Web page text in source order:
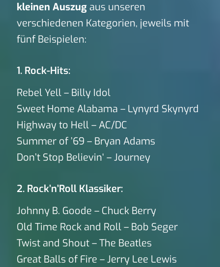
kleinen Auszugaus unseren
verschiedenen Kategorien, jeweils mit
fünf Beispielen:
1. Rock-Hits:
Rebel Yell – Billy Idol
Sweet Home Alabama – Lynyrd Skynyrd
Highway to Hell – AC/DC
Summer of ’69 – Bryan Adams
Don’t Stop Believin‘ – Journey
2. Rock’n’Roll Klassiker:
Johnny B. Goode – Chuck Berry
Old Time Rock and Roll – Bob Seger
Twist and Shout – The Beatles
Great Balls of Fire – Jerry Lee Lewis